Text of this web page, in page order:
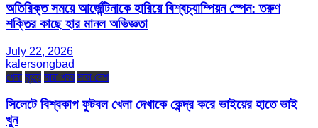
অতিরিক্ত সময়ে আর্জেন্টিনাকে হারিয়ে বিশ্বচ্যাম্পিয়ন স্পেন: তরুণ
শক্তির কাছে হার মানল অভিজ্ঞতা
July 22, 2026
kalersongbad
খেলা মৃত্যু সারা খবর সারা দেশ
সিলেটে বিশ্বকাপ ফুটবল খেলা দেখাকে কেন্দ্র করে ভাইয়ের হাতে ভাই
খুন